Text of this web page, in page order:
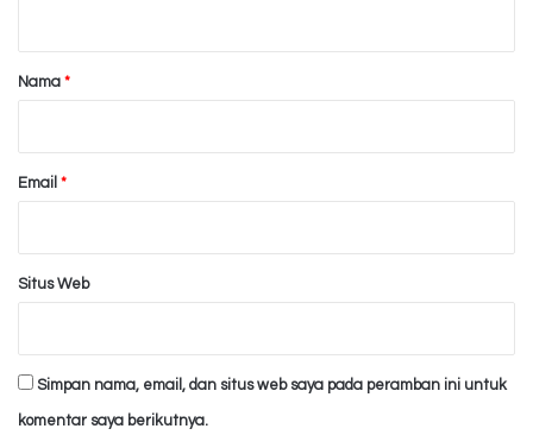
rNama *
Email *
Situs Web
Simpan nama, email, dan situs web saya pada peramban ini untuk
komentar saya berikutnya.